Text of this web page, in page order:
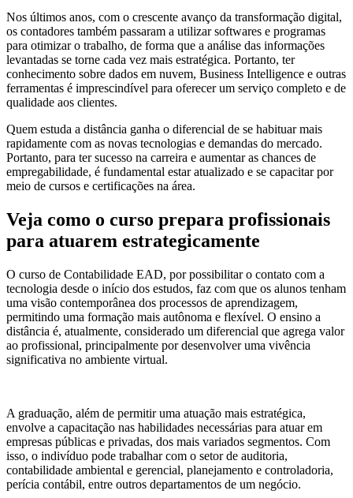
Nos últimos anos, com o crescente avanço da transformação digital,
os contadores também passaram a utilizar softwares e programas
para otimizar o trabalho, de forma que a análise das informações
levantadas se torne cada vez mais estratégica. Portanto, ter
conhecimento sobre dados em nuvem, Business Intelligence e outras
ferramentas é imprescindível para oferecer um serviço completo e de
qualidade aos clientes.
Quem estuda a distância ganha o diferencial de se habituar mais
rapidamente com as novas tecnologias e demandas do mercado.
Portanto, para ter sucesso na carreira e aumentar as chances de
empregabilidade, é fundamental estar atualizado e se capacitar por
meio de cursos e certificações na área.
Veja como o curso prepara profissionais
para atuarem estrategicamente
O curso de Contabilidade EAD, por possibilitar o contato com a
tecnologia desde o início dos estudos, faz com que os alunos tenham
uma visão contemporânea dos processos de aprendizagem,
permitindo uma formação mais autônoma e flexível. O ensino a
distância é, atualmente, considerado um diferencial que agrega valor
ao profissional, principalmente por desenvolver uma vivência
significativa no ambiente virtual.
A graduação, além de permitir uma atuação mais estratégica,
envolve a capacitação nas habilidades necessárias para atuar em
empresas públicas e privadas, dos mais variados segmentos. Com
isso, o indivíduo pode trabalhar com o setor de auditoria,
contabilidade ambiental e gerencial, planejamento e controladoria,
perícia contábil, entre outros departamentos de um negócio.